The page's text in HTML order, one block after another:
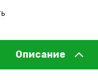
Описание